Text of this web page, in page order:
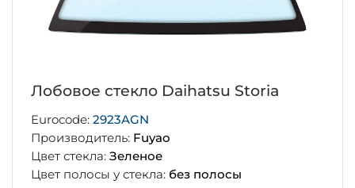
Лобовое стекло Daihatsu Storia
Eurocode: 2923AGN
Производитель: Fuyao
Цвет стекла: Зеленое
Цвет полосы у стекла: без полосы